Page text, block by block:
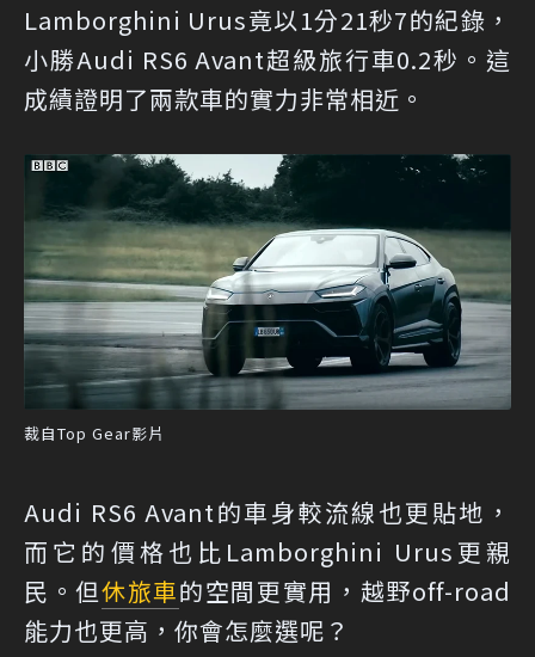
Lamborghini Urus竟以1分21秒7的紀錄，
小勝Audi RS6 Avant超級旅行車0.2秒。這
成績證明了兩款車的實力非常相近。
裁自Top Gear影片
Audi RS6 Avant的車身較流線也更貼地，
而它的價格也比Lamborghini Urus更親
民。但休旅車的空間更實用，越野off-road
能力也更高，你會怎麼選呢？